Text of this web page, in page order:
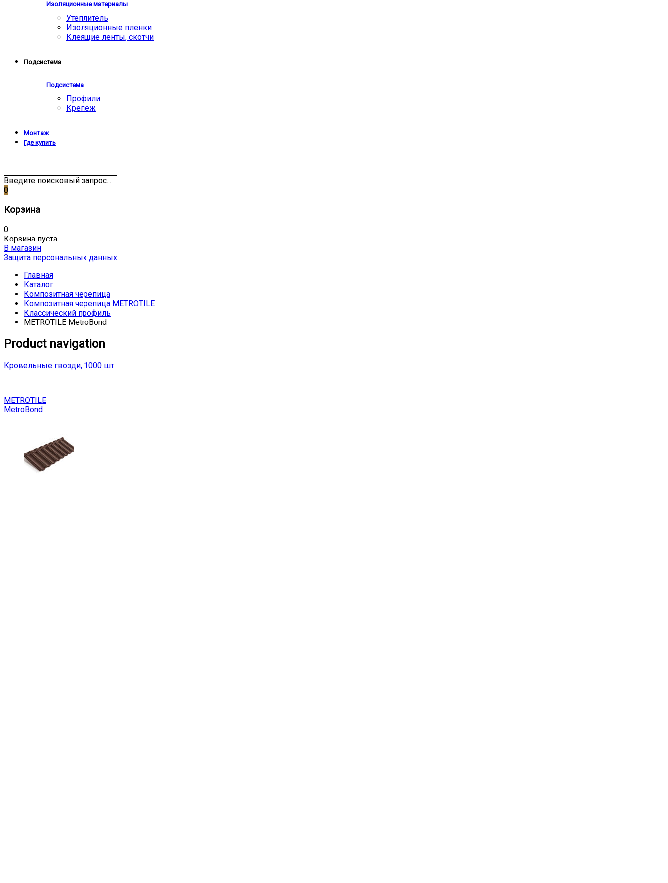
Изоляционные материалы
Утеплитель
Изоляционные пленки
Клеящие ленты, скотчи
Подсистема
Подсистема
Профили
Крепеж
Монтаж
Где купить
Введите поисковый запрос...
0
Корзина
0
Корзина пуста
В магазин
Защита персональных данных
Главная
Каталог
Композитная черепица
Композитная черепица METROTILE
Классический профиль
METROTILE MetroBond
Product navigation
Кровельные гвозди, 1000 шт
METROTILE
MetroBond